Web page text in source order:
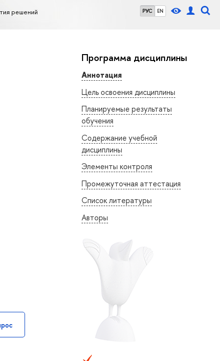
РУС EN
решений
Программа дисциплины
Аннотация
Цель освоения дисциплины
Планируемые результаты
обучения
Содержание учебной
дисциплины
Элементы контроля
Промежуточная аттестация
Список литературы
Авторы